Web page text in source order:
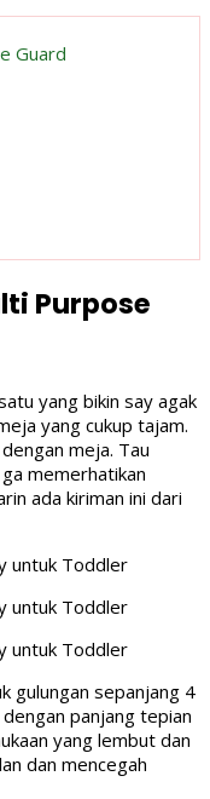
Guard
Purpose
yang bikin say agak
yang cukup tajam.
meja. Tau
memerhatikan
ada kiriman ini dari
gulungan sepanjang 4
panjang tepian
yang lembut dan
dan mencegah